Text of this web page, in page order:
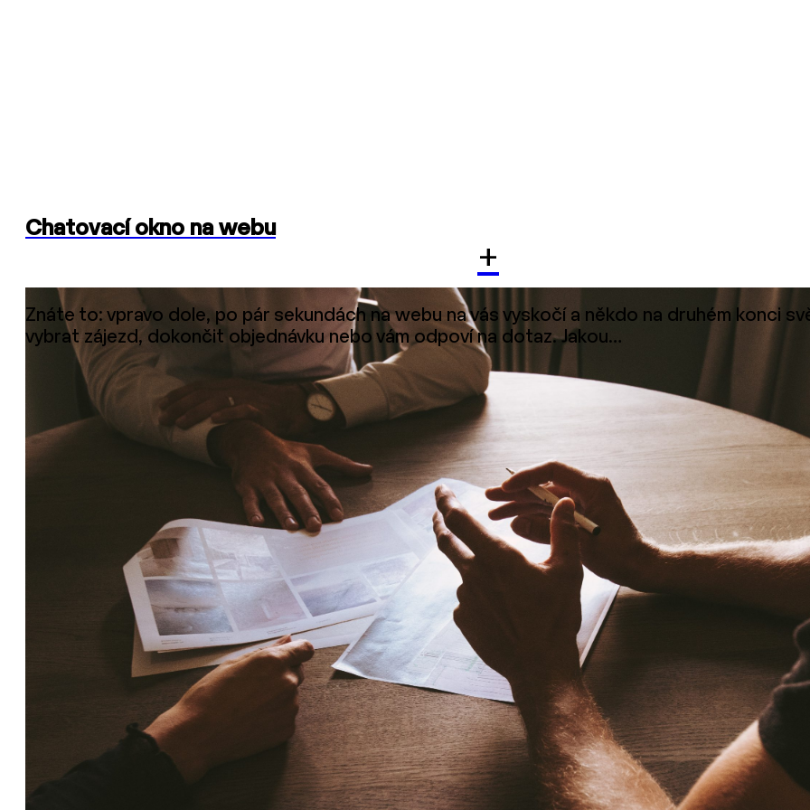
Chatovací okno na webu
+
Znáte to: vpravo dole, po pár sekundách na webu na vás vyskočí a někdo na druhém konci
vybrat zájezd, dokončit objednávku nebo vám odpoví na dotaz. Jakou…